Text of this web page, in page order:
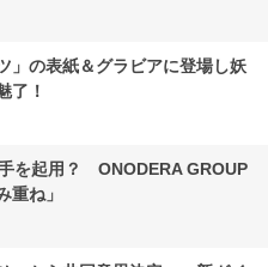
」の表紙＆グラビアに登場し妖
了！
を起用？ ONODERA GROUP
重ね」